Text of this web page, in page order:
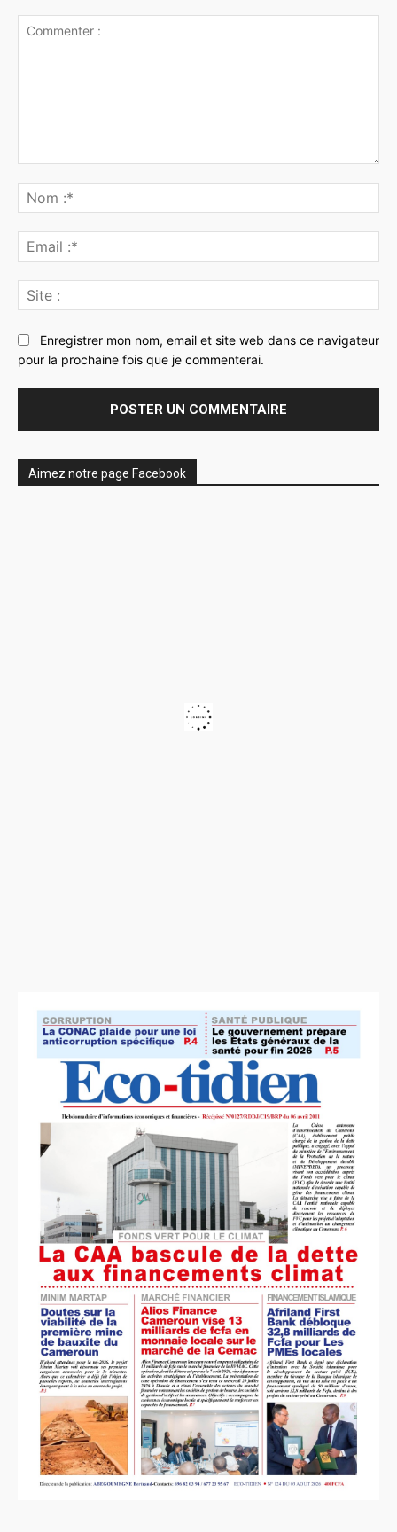
:*
:*
:
Enregistrer mon nom, email et site web dans ce navigateur
pour la prochaine fois que je commenterai.
Aimez notre page Facebook